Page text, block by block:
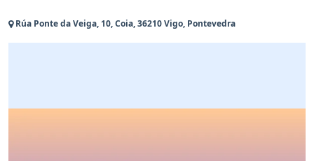
Rúa Ponte da Veiga, 10, Coia, 36210 Vigo, Pontevedra